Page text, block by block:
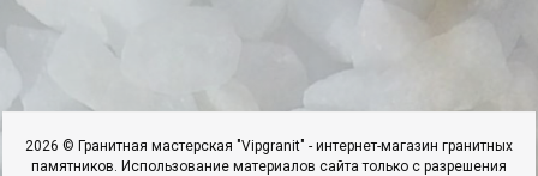
2026 © Гранитная мастерская "Vipgranit" - интернет-магазин гранитных
памятников. Использование материалов сайта только с разрешения